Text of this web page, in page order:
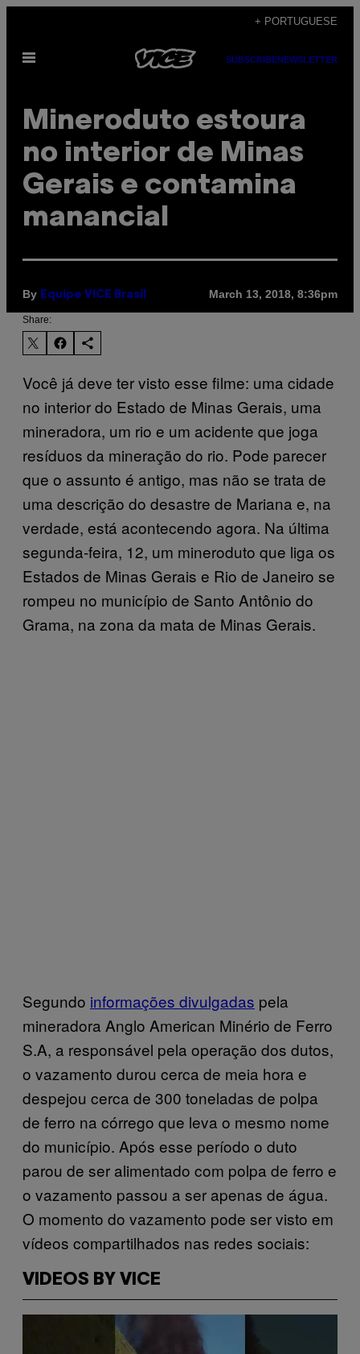
content
+ PORTUGUESE
Open
SUBSCRIBENEWSLETTER
Mineroduto estoura
no interior de Minas
Gerais e contamina
manancial
By Equipe VICE Brasil March 13, 2018, 8:36pm
Share:
Você já deve ter visto esse filme: uma cidade
no interior do Estado de Minas Gerais, uma
mineradora, um rio e um acidente que joga
resíduos da mineração do rio. Pode parecer
que o assunto é antigo, mas não se trata de
uma descrição do desastre de Mariana e, na
verdade, está acontecendo agora. Na última
segunda-feira, 12, um mineroduto que liga os
Estados de Minas Gerais e Rio de Janeiro se
rompeu no município de Santo Antônio do
Grama, na zona da mata de Minas Gerais.
Segundo informações divulgadas pela
mineradora Anglo American Minério de Ferro
S.A, a responsável pela operação dos dutos,
o vazamento durou cerca de meia hora e
despejou cerca de 300 toneladas de polpa
de ferro na córrego que leva o mesmo nome
do município. Após esse período o duto
parou de ser alimentado com polpa de ferro e
o vazamento passou a ser apenas de água.
O momento do vazamento pode ser visto em
vídeos compartilhados nas redes sociais:
VIDEOS BY VICE